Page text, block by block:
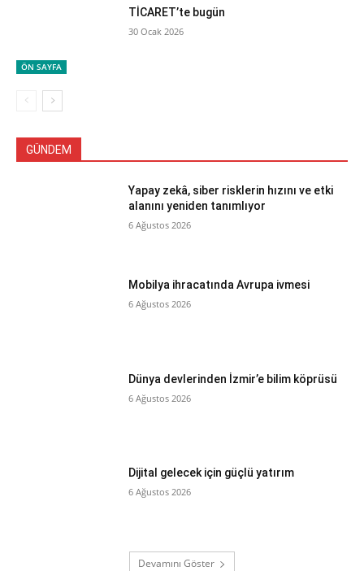
ÖN SAYFA
TİCARET’te bugün
30 Ocak 2026
GÜNDEM
Yapay zekâ, siber risklerin hızını ve etki
alanını yeniden tanımlıyor
6 Ağustos 2026
Mobilya ihracatında Avrupa ivmesi
6 Ağustos 2026
Dünya devlerinden İzmir’e bilim köprüsü
6 Ağustos 2026
Dijital gelecek için güçlü yatırım
6 Ağustos 2026
Devamını Göster